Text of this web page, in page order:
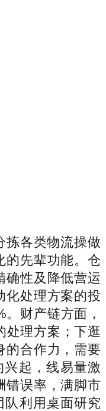
各类物流操做
的先辈功能。仓
确性及降低营运
化处理方案的投
财产链方面，
处理方案；下逛
的合作力，需要
起，线易量激
错误率，满脚市
利用桌面研究